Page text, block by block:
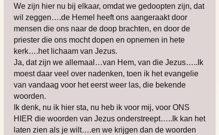
We zijn hier nu bij elkaar, omdat we gedoopten zijn, dat
wil zeggen….de Hemel heeft ons aangeraakt door
mensen die ons naar de doop brachten, en door de
priester die ons mocht dopen en opnemen in hete
kerk….het lichaam van Jezus.
Ja, dat zijn we allemaal…van Hem, van die Jezus…..Ik
moest daar veel over nadenken, toen ik het evangelie
van vandaag voor het eerst weer las, die bekende
woorden.
Ik denk, nu ik hier sta, nu heb ik voor mij, voor ONS
HIER die woorden van Jezus onderstreept…..Ik kan het
laten zien als je wilt….en we krijgen dan de woorden